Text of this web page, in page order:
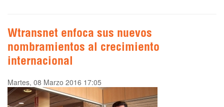
Wtransnet enfoca sus nuevos
nombramientos al crecimiento
internacional
Martes, 08 Marzo 2016 17:05